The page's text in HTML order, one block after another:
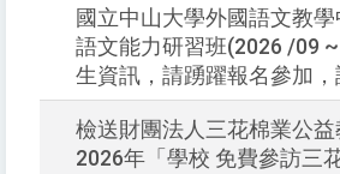
國立中山大學外國語文教
語文能力研習班(2026 /09
生資訊，請踴躍報名參加，
檢送財團法人三花棉業公
2026年「學校 免費參訪三